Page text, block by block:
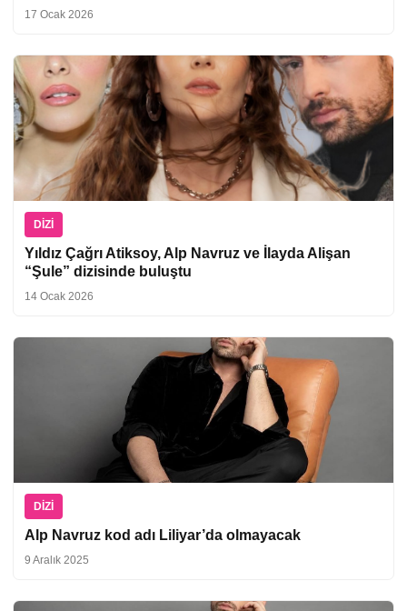
17 Ocak 2026
DIZI
Yıldız Çağrı Atiksoy, Alp Navruz ve İlayda Alişan
“Şule” dizisinde buluştu
14 Ocak 2026
DIZI
Alp Navruz kod adı Liliyar’da olmayacak
9 Aralık 2025